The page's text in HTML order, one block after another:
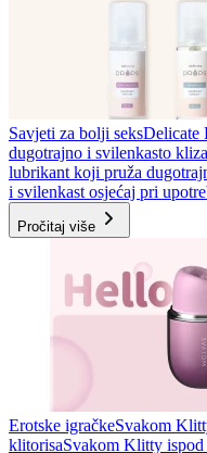
Savjeti za bolji seksDelicate
dugotrajno i svilenkasto
lubrikant koji pruža
i svilenkast osjećaj pri
Pročitaj više
Erotske igračkeSvakom
klitorisaSvakom Klitty ispod